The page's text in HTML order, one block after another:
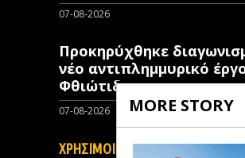
MORE STORY
07-08-2026
Προκηρύχθηκε
νέo αντιπλημμυρικό
Φθιώτιδα
07-08-2026
ΧΡΗΣΙΜΟΙ ΣΥΝΔΕΣΜΟΙ